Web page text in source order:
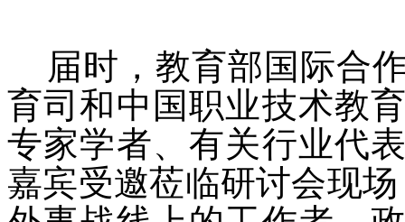
届时，教育部国际合
育司和中国职业技术教
专家学者、有关行业代
嘉宾受邀莅临研讨会现